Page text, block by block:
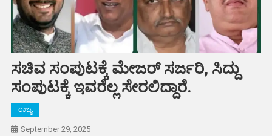
ಸಚಿವ ಸಂಪುಟಕ್ಕೆ ಮೇಜರ್ ಸರ್ಜರಿ, ಸಿದ್ದು
ಸಂಪುಟಕ್ಕೆ ಇವರೆಲ್ಲ ಸೇರಲಿದ್ದಾರೆ.
ರಾಜ್ಯ
September 29, 2025